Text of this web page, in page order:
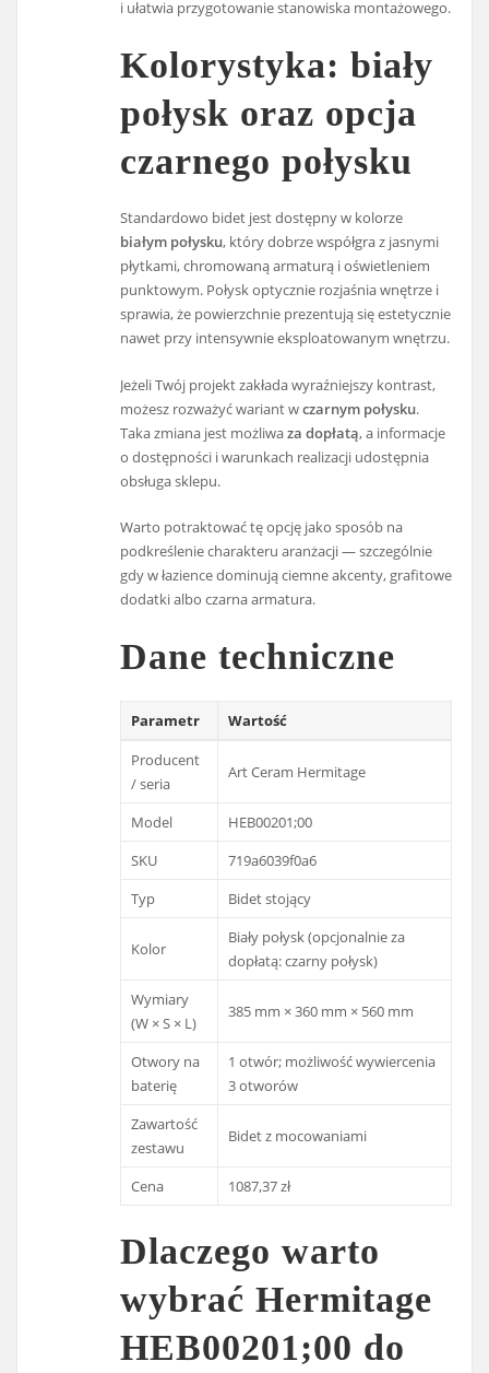
i ułatwia przygotowanie stanowiska montażowego.
Kolorystyka: biały
połysk oraz opcja
czarnego połysku
Standardowo bidet jest dostępny w kolorze
białym połysku, który dobrze współgra z jasnymi
płytkami, chromowaną armaturą i oświetleniem
punktowym. Połysk optycznie rozjaśnia wnętrze i
sprawia, że powierzchnie prezentują się estetycznie
nawet przy intensywnie eksploatowanym wnętrzu.
Jeżeli Twój projekt zakłada wyraźniejszy kontrast,
możesz rozważyć wariant wczarnym połysku.
Taka zmiana jest możliwaza dopłatą, a informacje
o dostępności i warunkach realizacji udostępnia
obsługa sklepu.
Warto potraktować tę opcję jako sposób na
podkreślenie charakteru aranżacji — szczególnie
gdy w łazience dominują ciemne akcenty, grafitowe
dodatki albo czarna armatura.
Dane techniczne
Parametr
Wartość
Producent
/ seria
Art Ceram Hermitage
Model
HEB00201;00
SKU
719a6039f0a6
Typ
Bidet stojący
Kolor
Biały połysk (opcjonalnie za
dopłatą: czarny połysk)
Wymiary
(W × S × L)
385 mm × 360 mm × 560 mm
Otwory na
baterię
1 otwór; możliwość wywiercenia
3 otworów
Zawartość
zestawu
Bidet z mocowaniami
Cena 1087,37 zł
Dlaczego warto
wybrać Hermitage
HEB00201;00 do